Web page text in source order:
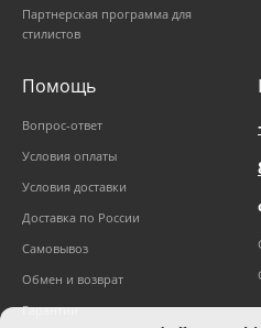
Партнерская программа для
стилистов
Помощь
Вопрос-ответ
Условия оплаты
Условия доставки
Доставка по России
Самовывоз
Обмен и возврат
Гарантии